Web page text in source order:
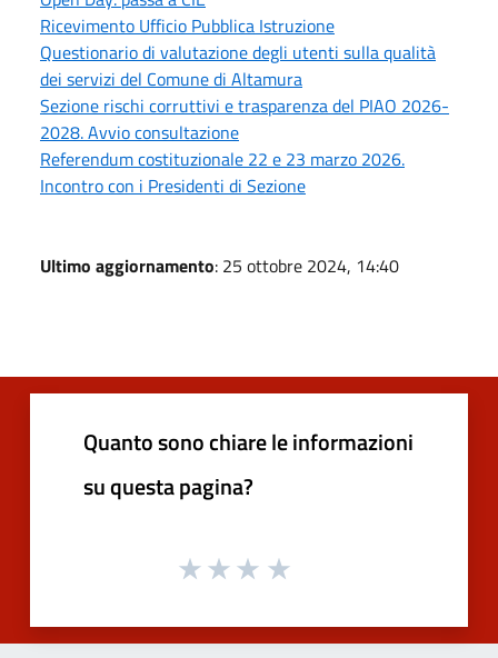
Ricevimento Ufficio Pubblica Istruzione
Questionario di valutazione degli utenti sulla qualità
dei servizi del Comune di Altamura
Sezione rischi corruttivi e trasparenza del PIAO 2026-
2028. Avvio consultazione
Referendum costituzionale 22 e 23 marzo 2026.
Incontro con i Presidenti di Sezione
Ultimo aggiornamento: 25 ottobre 2024, 14:40
Quanto sono chiare le informazioni
su questa pagina?